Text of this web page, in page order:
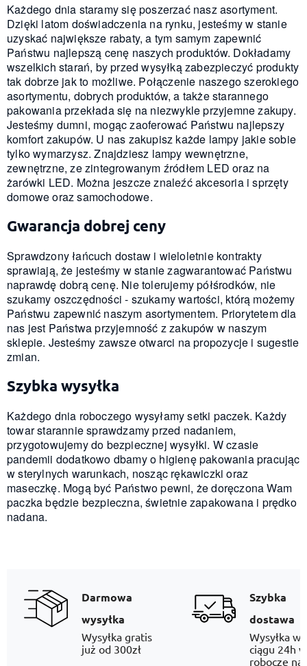
Każdego dnia staramy się poszerzać nasz asortyment.
Dzięki latom doświadczenia na rynku, jesteśmy w stanie
uzyskać największe rabaty, a tym samym zapewnić
Państwu najlepszą cenę naszych produktów. Dokładamy
wszelkich starań, by przed wysyłką zabezpieczyć produkty
tak dobrze jak to możliwe. Połączenie naszego szerokiego
asortymentu, dobrych produktów, a także starannego
pakowania przekłada się na niezwykle przyjemne zakupy.
Jesteśmy dumni, mogąc zaoferować Państwu najlepszy
komfort zakupów. U nas zakupisz każde lampy jakie sobie
tylko wymarzysz. Znajdziesz lampy wewnętrzne,
zewnętrzne, ze zintegrowanym źródłem LED oraz na
żarówki LED. Można jeszcze znaleźć akcesoria i sprzęty
domowe oraz samochodowe.
Gwarancja dobrej ceny
Sprawdzony łańcuch dostaw i wieloletnie kontrakty
sprawiają, że jesteśmy w stanie zagwarantować Państwu
naprawdę dobrą cenę. Nie tolerujemy półśrodków, nie
szukamy oszczędności - szukamy wartości, którą możemy
Państwu zapewnić naszym asortymentem. Priorytetem dla
nas jest Państwa przyjemność z zakupów w naszym
sklepie. Jesteśmy zawsze otwarci na propozycje i sugestie
zmian.
Szybka wysyłka
Każdego dnia roboczego wysyłamy setki paczek. Każdy
towar starannie sprawdzamy przed nadaniem,
przygotowujemy do bezpiecznej wysyłki. W czasie
pandemii dodatkowo dbamy o higienę pakowania pracując
w sterylnych warunkach, nosząc rękawiczki oraz
maseczkę. Mogą być Państwo pewni, że doręczona Wam
paczka będzie bezpieczna, świetnie zapakowana i prędko
nadana.
Darmowa
wysyłka
Wysyłka gratis
już od 300zł
Szybka
dostawa
Wysyłka w
ciągu 24h
robocze na